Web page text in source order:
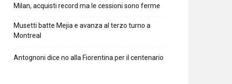
Milan, acquisti record ma le cessioni sono ferme
Musetti batte Mejia e avanza al terzo turno a
Montreal
Antognoni dice no alla Fiorentina per il centenario